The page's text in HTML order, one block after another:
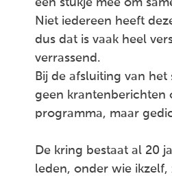
een stukje mee om
Niet iedereen heeft
dus dat is vaak heel
verrassend.
Bij de afsluiting van het
geen krantenberichten
programma, maar
De kring bestaat al 20
leden, onder wie ikzelf,